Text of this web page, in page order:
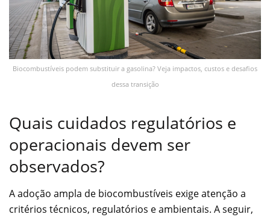
Biocombustíveis podem substituir a gasolina? Veja impactos, custos e desafios
dessa transição
Quais cuidados regulatórios e
operacionais devem ser
observados?
A adoção ampla de biocombustíveis exige atenção a
critérios técnicos, regulatórios e ambientais. A seguir,